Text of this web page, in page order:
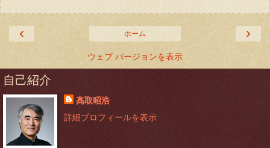
‹ ›
ホーム
ウェブ バージョンを表示
自己紹介
髙取昭浩
詳細プロフィールを表示